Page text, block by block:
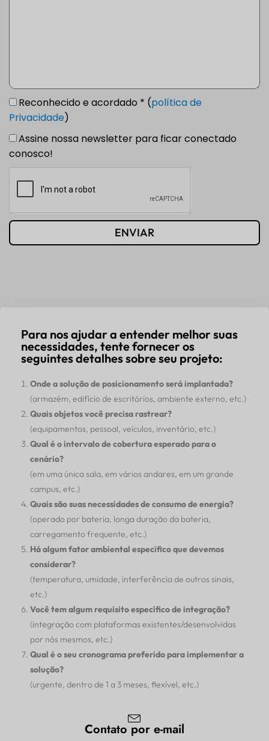
Reconhecido e acordado * (política de
Privacidade)
Assine nossa newsletter para ficar conectado
conosco!
ENVIAR
Para nos ajudar a entender melhor suas
necessidades, tente fornecer os
seguintes detalhes sobre seu projeto:
Onde a solução de posicionamento será implantada?
(armazém, edifício de escritórios, ambiente externo, etc.)
Quais objetos você precisa rastrear?
(equipamentos, pessoal, veículos, inventário, etc.)
Qual é o intervalo de cobertura esperado para o
cenário?
(em uma única sala, em vários andares, em um grande
campus, etc.)
Quais são suas necessidades de consumo de energia?
(operado por bateria, longa duração da bateria,
carregamento frequente, etc.)
Há algum fator ambiental específico que devemos
considerar?
(temperatura, umidade, interferência de outros sinais,
etc.)
Você tem algum requisito específico de integração?
(integração com plataformas existentes/desenvolvidas
por nós mesmos, etc.)
Qual é o seu cronograma preferido para implementar a
solução?
(urgente, dentro de 1 a 3 meses, flexível, etc.)
Contato por e-mail